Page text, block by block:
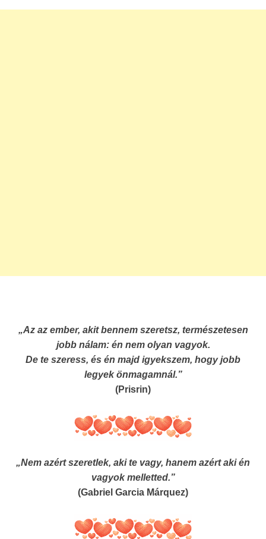
„Az az ember, akit bennem szeretsz, természetesen
jobb nálam: én nem olyan vagyok.
De te szeress, és én majd igyekszem, hogy jobb
legyek önmagamnál.”
(Prisrin)
„Nem azért szeretlek, aki te vagy, hanem azért aki én
vagyok melletted.”
(Gabriel Garcia Márquez)